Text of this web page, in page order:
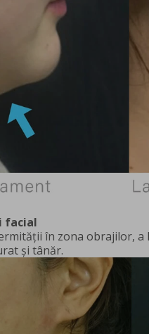
facial
în zona obrajilor,
și tânăr.